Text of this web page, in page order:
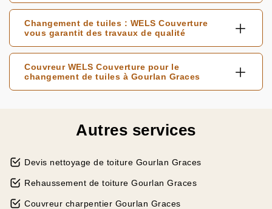
Changement de tuiles : WELS Couverture
vous garantit des travaux de qualité
Couvreur WELS Couverture pour le
changement de tuiles à Gourlan Graces
Autres services
Devis nettoyage de toiture Gourlan Graces
Rehaussement de toiture Gourlan Graces
Couvreur charpentier Gourlan Graces